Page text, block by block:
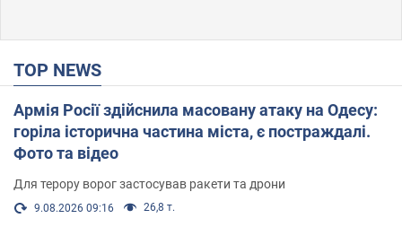
TOP NEWS
Армія Росії здійснила масовану атаку на Одесу:
горіла історична частина міста, є постраждалі.
Фото та відео
Для терору ворог застосував ракети та дрони
9.08.2026 09:16 26,8 т.